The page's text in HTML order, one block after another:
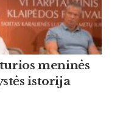
meninės
istorija